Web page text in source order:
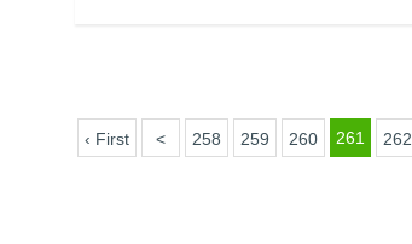
‹ First < 258 259 260 261 262